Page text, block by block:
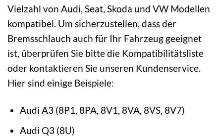
Vielzahl von Audi, Seat, Skoda und VW Modellen
kompatibel. Um sicherzustellen, dass der
Bremsschlauch auch für Ihr Fahrzeug geeignet
ist, überprüfen Sie bitte die Kompatibilitätsliste
oder kontaktieren Sie unseren Kundenservice.
Hier sind einige Beispiele:
Audi A3 (8P1, 8PA, 8V1, 8VA, 8VS, 8V7)
Audi Q3 (8U)